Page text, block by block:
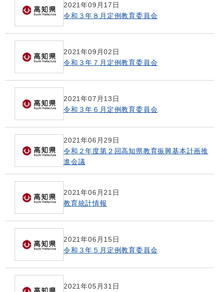
2021年09月17日
令和３年８月定例教育委員会
2021年09月02日
令和３年７月定例教育委員会
2021年07月13日
令和３年６月定例教育委員会
2021年06月29日
令和２年度第２回高知県教育振興基本計画推
進会議
2021年06月21日
教育統計情報
2021年06月15日
令和３年５月定例教育委員会
2021年05月31日